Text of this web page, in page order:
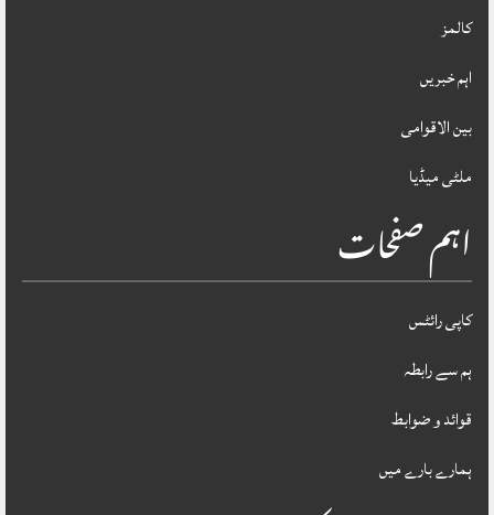
کالمز
اہم خبریں
بین الاقوامی
ملٹی میڈیا
اہم صفحات
کاپی رائٹس
ہم سے رابطہ
قوائد و ضوابط
ہمارے بارے میں